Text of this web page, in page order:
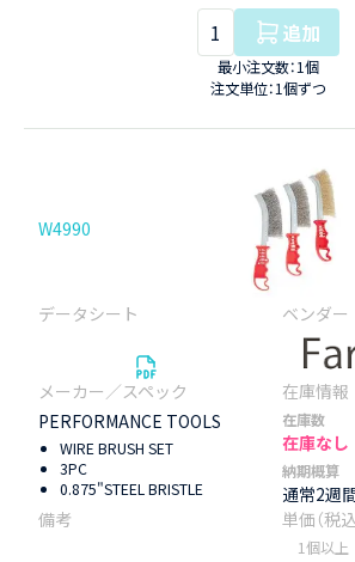
追加
最小注文数：1個
注文単位：1個ずつ
W4990
PERFORMANCE TOOLS
WIRE BRUSH SET
3PC
0.875"STEEL BRISTLE
在庫数
在庫なし
納期概算
通常2週
1個以上